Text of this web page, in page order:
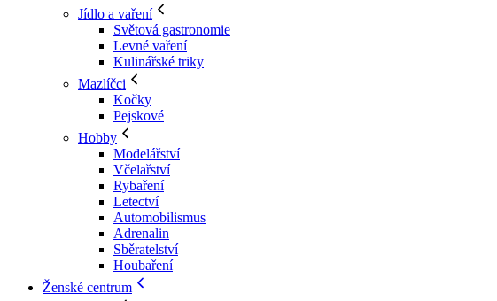
Jídlo a vaření
Světová gastronomie
Levné vaření
Kulinářské triky
Mazlíčci
Kočky
Pejskové
Hobby
Modelářství
Včelařství
Rybaření
Letectví
Automobilismus
Adrenalin
Sběratelství
Houbaření
Ženské centrum